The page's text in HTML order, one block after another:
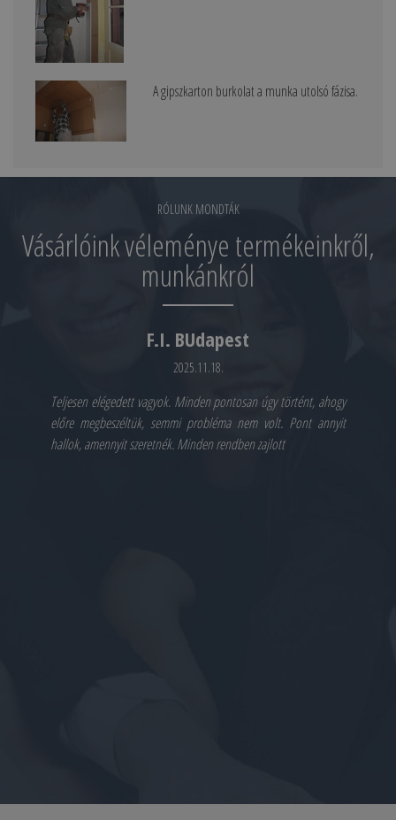
A gipszkarton burkolat a munka utolsó fázisa.
RÓLUNK MONDTÁK
Vásárlóink véleménye termékeinkről,
munkánkról
F.I. BUdapest
2025.11.18.
Teljesen elégedett vagyok. Minden pontosan úgy történt, ahogy
előre megbeszéltük, semmi probléma nem volt. Pont annyit
hallok, amennyit szeretnék. Minden rendben zajlott